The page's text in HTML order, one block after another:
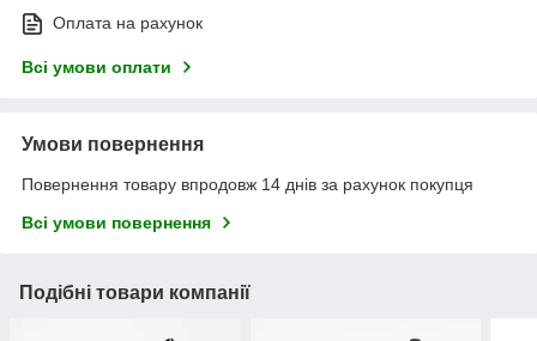
Оплата на рахунок
Всі умови оплати
Умови повернення
Повернення товару впродовж 14 днів за рахунок покупця
Всі умови повернення
Подібні товари компанії